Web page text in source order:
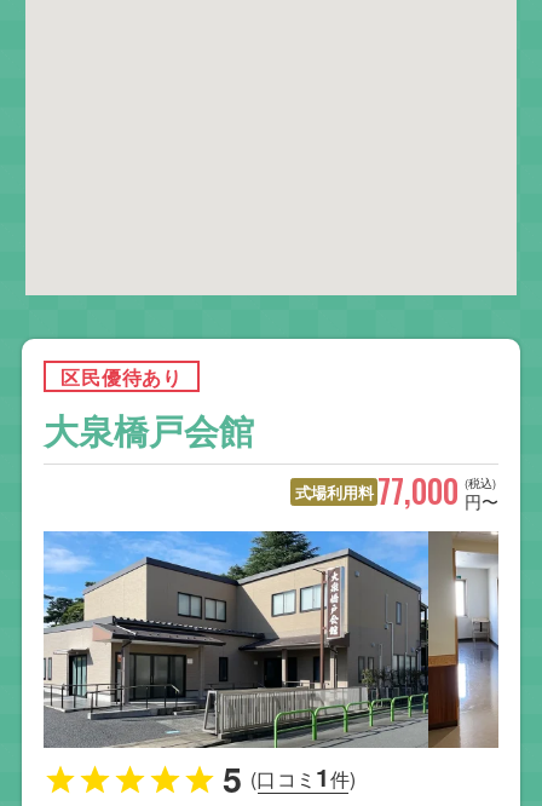
区民優待あり
大泉橋戸会館
式場利用料 (税込)
77,000 円〜
5 (口コミ 1件)